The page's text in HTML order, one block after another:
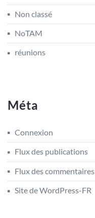
Non classé
NoTAM
réunions
Méta
Connexion
Flux des publications
Flux des commentaires
Site de WordPress-FR